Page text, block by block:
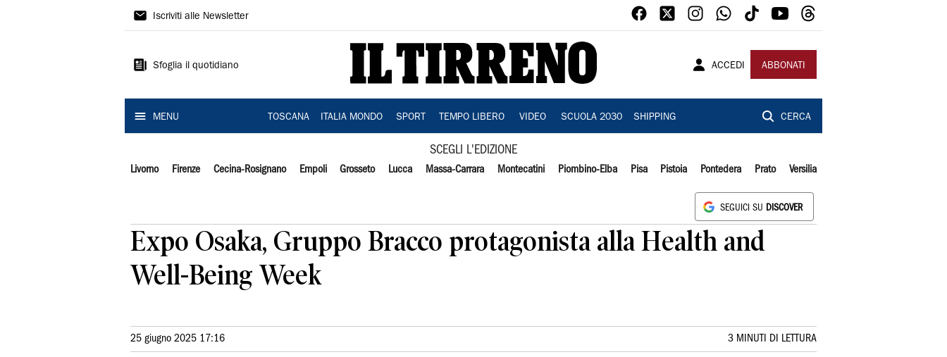
Il
Iscriviti alle Newsletter
Sfoglia il quotidiano ACCEDI ABBONATI
MENU TOSCANA ITALIA MONDO SPORT TEMPO LIBERO VIDEO SCUOLA 2030 SHIPPING CERCA
SCEGLI L'EDIZIONE
Livorno Firenze Cecina-Rosignano Empoli Grosseto Lucca Massa-Carrara Montecatini Piombino-Elba Pisa Pistoia Pontedera Prato Versilia
SEGUICI SU DISCOVER
Expo Osaka, Gruppo Bracco protagonista alla Health and
Well-Being Week
25 giugno 2025 17:16 3 MINUTI DI LETTURA